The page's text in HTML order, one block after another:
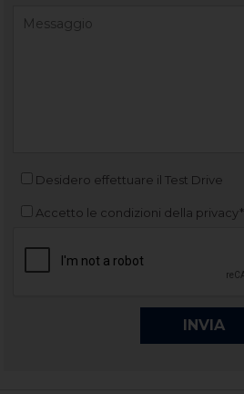
Desidero effettuare il Test Drive
Accetto le condizioni della privacy*